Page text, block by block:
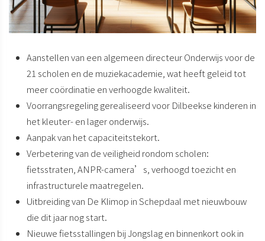
Aanstellen van een algemeen directeur Onderwijs voor de
21 scholen en de muziekacademie, wat heeft geleid tot
meer coördinatie en verhoogde kwaliteit.
Voorrangsregeling gerealiseerd voor Dilbeekse kinderen in
het kleuter- en lager onderwijs.
Aanpak van het capaciteitstekort.
Verbetering van de veiligheid rondom scholen:
fietsstraten, ANPR-camera’s, verhoogd toezicht en
infrastructurele maatregelen.
Uitbreiding van De Klimop in Schepdaal met nieuwbouw
die dit jaar nog start.
Nieuwe fietsstallingen bij Jongslag en binnenkort ook in